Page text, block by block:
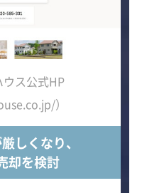
ス公式HP
）
しくなり、
却を検討